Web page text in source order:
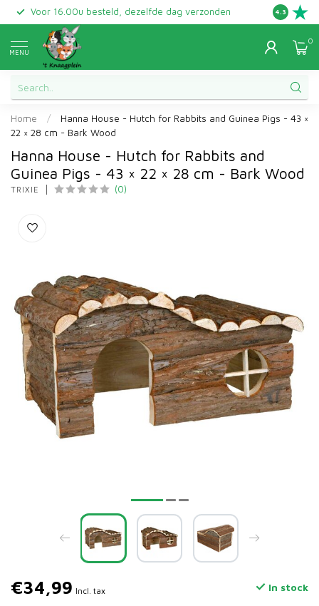
Voor 16.00u besteld, dezelfde dag verzonden Gratis
4.3
MENU
0
Home /
Hanna House - Hutch for Rabbits and Guinea Pigs - 43 ×
22 × 28 cm - Bark Wood
Hanna House - Hutch for Rabbits and
Guinea Pigs - 43 × 22 × 28 cm - Bark Wood
TRIXIE (0)
€34,99 Incl. tax In stock